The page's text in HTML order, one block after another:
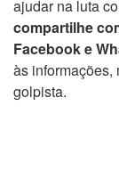
ajudar na luta
compartilhe
Facebook e
às informações,
golpista.